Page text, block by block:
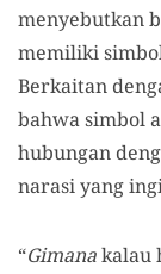
menyebutkan
memiliki
Berkaitan
bahwa simbol
hubungan
narasi yang
“Gimanakalau